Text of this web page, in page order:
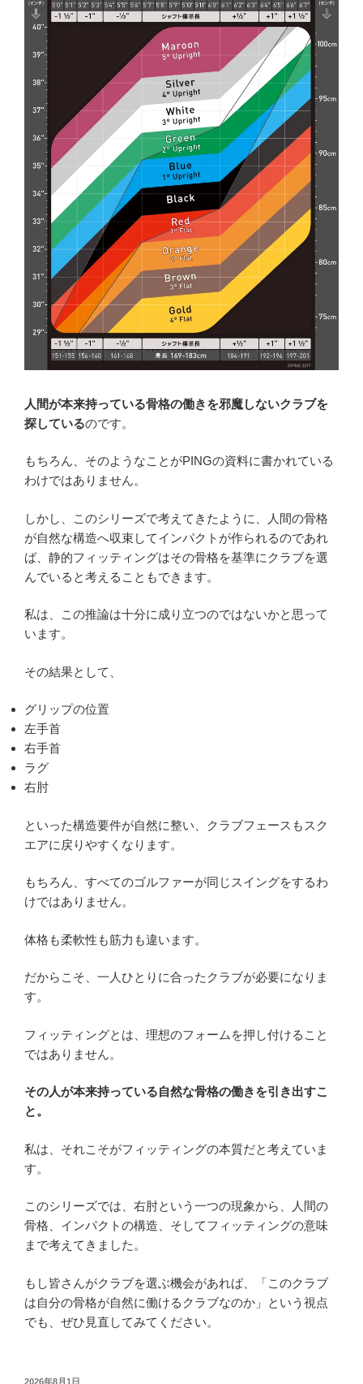
人間が本来持っている骨格の働きを邪魔しないクラブを
探しているのです。
もちろん、そのようなことがPINGの資料に書かれている
わけではありません。
しかし、このシリーズで考えてきたように、人間の骨格
が自然な構造へ収束してインパクトが作られるのであれ
ば、静的フィッティングはその骨格を基準にクラブを選
んでいると考えることもできます。
私は、この推論は十分に成り立つのではないかと思って
います。
その結果として、
グリップの位置
左手首
右手首
ラグ
右肘
といった構造要件が自然に整い、クラブフェースもスク
エアに戻りやすくなります。
もちろん、すべてのゴルファーが同じスイングをするわ
けではありません。
体格も柔軟性も筋力も違います。
だからこそ、一人ひとりに合ったクラブが必要になりま
す。
フィッティングとは、理想のフォームを押し付けること
ではありません。
その人が本来持っている自然な骨格の働きを引き出すこ
と。
私は、それこそがフィッティングの本質だと考えていま
す。
このシリーズでは、右肘という一つの現象から、人間の
骨格、インパクトの構造、そしてフィッティングの意味
まで考えてきました。
もし皆さんがクラブを選ぶ機会があれば、「このクラブ
は自分の骨格が自然に働けるクラブなのか」という視点
でも、ぜひ見直してみてください。
投
2026年8月1日